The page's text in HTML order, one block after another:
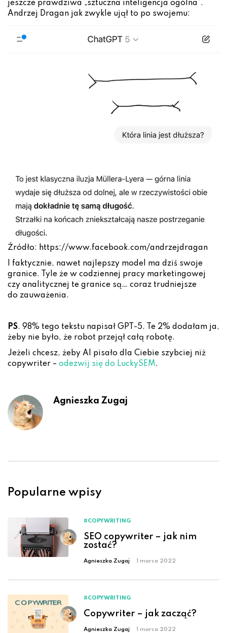
jeszcze prawdziwa „sztuczna inteligencja ogólna”.
Andrzej Dragan jak zwykle ujął to po swojemu:
Źródło: https://www.facebook.com/andrzejdragan
I faktycznie, nawet najlepszy model ma dziś swoje
granice. Tyle że w codziennej pracy marketingowej
czy analitycznej te granice są… coraz trudniejsze
do zauważenia.
PS. 98% tego tekstu napisał GPT-5. Te 2% dodałam ja,
żeby nie było, że robot przejął całą robotę.
Jeżeli chcesz, żeby AI pisało dla Ciebie szybciej niż
copywriter – odezwij się do LuckySEM.
Agnieszka Zugaj
Popularne wpisy
#COPYWRITING
SEO copywriter – jak nim
zostać?
Agnieszka Zugaj 1 marca 2022
#COPYWRITING
Copywriter – jak zacząć?
Agnieszka Zugaj 1 marca 2022